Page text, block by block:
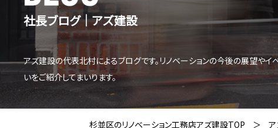
社長ブログ│アズ建設
アズ建設の代表北村によるブログです。リノベーションの今後の展望や
いをご紹介してまいります。
杉並区のリノベーション工務店アズ建設TOP